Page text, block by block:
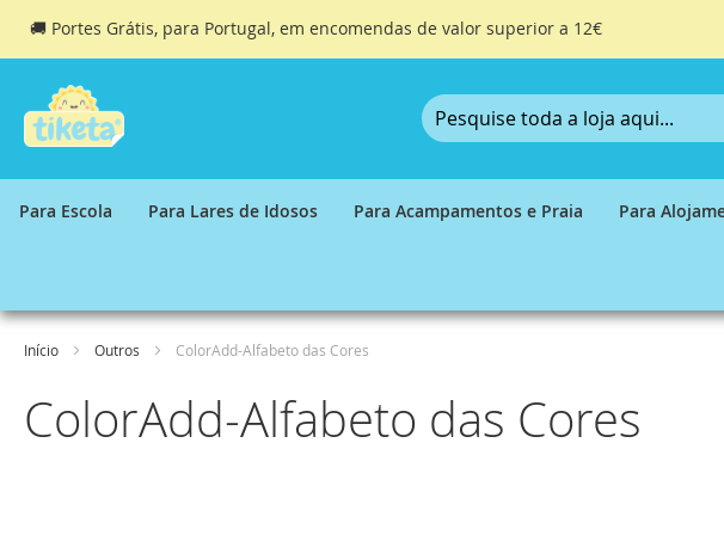
🚚 Portes Grátis, para Portugal, em encomendas de valor superior a 12€
Ir
para
Conteúdo
Para Escola Para Lares de Idosos Para Acampamentos e Praia Para
Início Outros ColorAdd-Alfabeto das Cores
ColorAdd-Alfabeto das Cores